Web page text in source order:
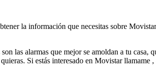
la información que necesitas sobre
las alarmas que mejor se amoldan a tu casa,
Si estás interesado en Movistar llamame ,